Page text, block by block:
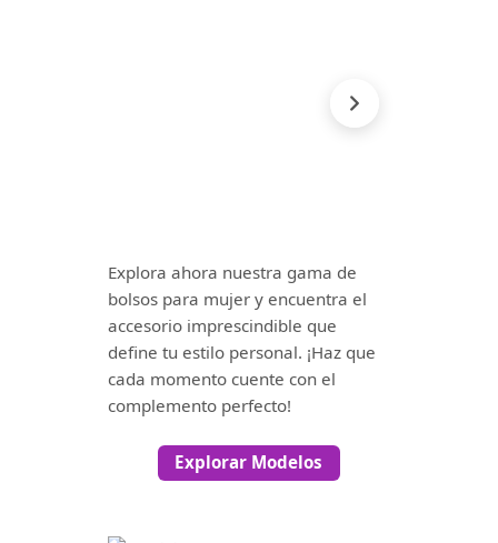
Explora ahora nuestra gama de
bolsos para mujer y encuentra el
accesorio imprescindible que
define tu estilo personal. ¡Haz que
cada momento cuente con el
complemento perfecto!
Explorar Modelos